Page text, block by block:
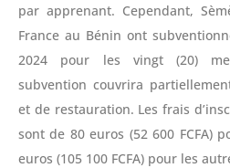
par apprenant. Cependant,
France au Bénin ont
2024 pour les vingt (20)
subvention couvrira
et de restauration. Les frais
sont de 80 euros (52 600 FCFA)
euros (105 100 FCFA) pour les